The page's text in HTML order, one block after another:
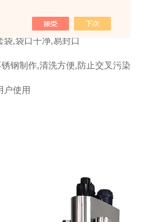
的误差可自动进行跟踪修正
,袋口干净,易封口
钢制作,清洗方便,防止交叉污染
户使用